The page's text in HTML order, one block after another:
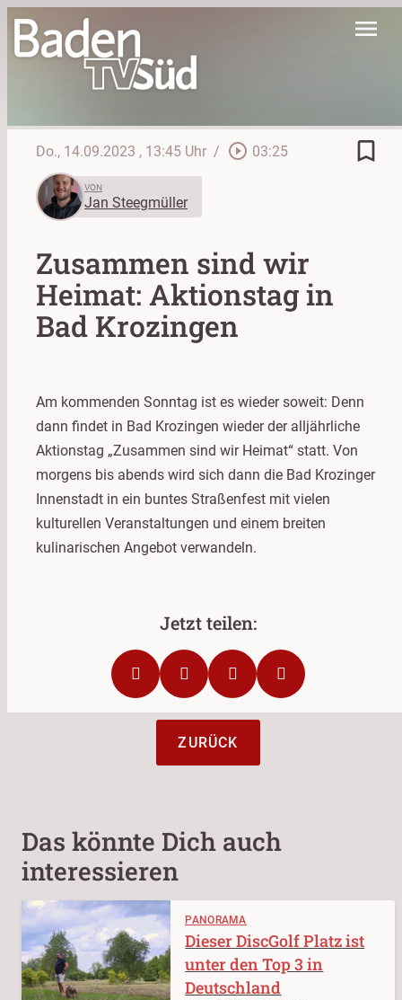
menu
Do., 14.09.2023 , 13:45 Uhr / play_circle_outline 03:25 bookmark_border
VON
Jan Steegmüller
Zusammen sind wir
Heimat: Aktionstag in
Bad Krozingen
Am kommenden Sonntag ist es wieder soweit: Denn
dann findet in Bad Krozingen wieder der alljährliche
Aktionstag „Zusammen sind wir Heimat“ statt. Von
morgens bis abends wird sich dann die Bad Krozinger
Innenstadt in ein buntes Straßenfest mit vielen
kulturellen Veranstaltungen und einem breiten
kulinarischen Angebot verwandeln.
ZURÜCK
Das könnte Dich auch
interessieren
PANORAMA
Dieser DiscGolf Platz ist
unter den Top 3 in
Deutschland